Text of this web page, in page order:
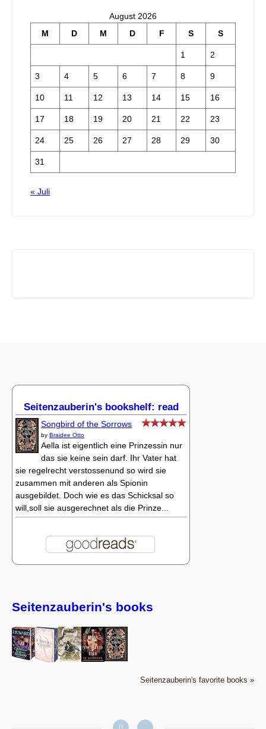
August 2026
M
D M D F S S
1 2
3 4 5 6 7 8 9
10 11 12 13 14 15 16
17 18 19 20 21 22 23
24 25 26 27 28 29 30
31
« Juli
Seitenzauberin's bookshelf: read
Songbird of the Sorrows
by Braidee Otto
Aella ist eigentlich eine Prinzessin nur
das sie keine sein darf. Ihr Vater hat
sie regelrecht verstossenund so wird sie
zusammen mit anderen als Spionin
ausgebildet. Doch wie es das Schicksal so
will,soll sie ausgerechnet als die Prinze...
Seitenzauberin's books
Seitenzauberin's favorite books »